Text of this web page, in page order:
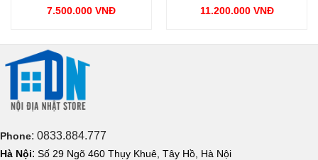
7.500.000 VNĐ
là:
11.200.000 VNĐ
là:
Phone: 0833.884.777
Hà Nội: Số 29 Ngõ 460 Thụy Khuê, Tây Hồ, Hà Nội